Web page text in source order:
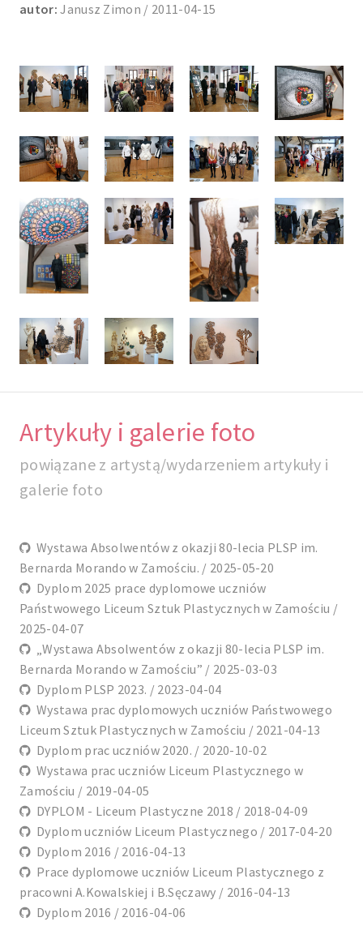
autor: Janusz Zimon / 2011-04-15
Artykuły i galerie foto
powiązane z artystą/wydarzeniem artykuły i
galerie foto
Wystawa Absolwentów z okazji 80-lecia PLSP im.
Bernarda Morando w Zamościu. / 2025-05-20
Dyplom 2025 prace dyplomowe uczniów
Państwowego Liceum Sztuk Plastycznych w Zamościu /
2025-04-07
„Wystawa Absolwentów z okazji 80-lecia PLSP im.
Bernarda Morando w Zamościu” / 2025-03-03
Dyplom PLSP 2023. / 2023-04-04
Wystawa prac dyplomowych uczniów Państwowego
Liceum Sztuk Plastycznych w Zamościu / 2021-04-13
Dyplom prac uczniów 2020. / 2020-10-02
Wystawa prac uczniów Liceum Plastycznego w
Zamościu / 2019-04-05
DYPLOM - Liceum Plastyczne 2018 / 2018-04-09
Dyplom uczniów Liceum Plastycznego / 2017-04-20
Dyplom 2016 / 2016-04-13
Prace dyplomowe uczniów Liceum Plastycznego z
pracowni A.Kowalskiej i B.Sęczawy / 2016-04-13
Dyplom 2016 / 2016-04-06